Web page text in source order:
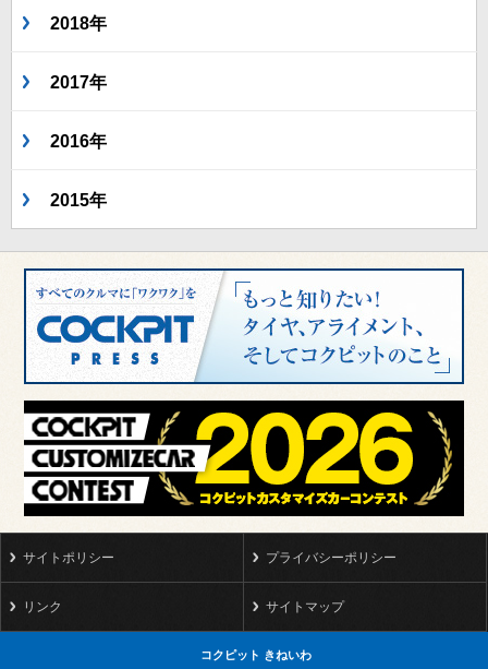
2018年
2017年
2016年
2015年
サイトポリシー プライバシーポリシー
リンク サイトマップ
コクピット きねいわ